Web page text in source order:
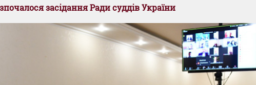
засідання Ради суддів України